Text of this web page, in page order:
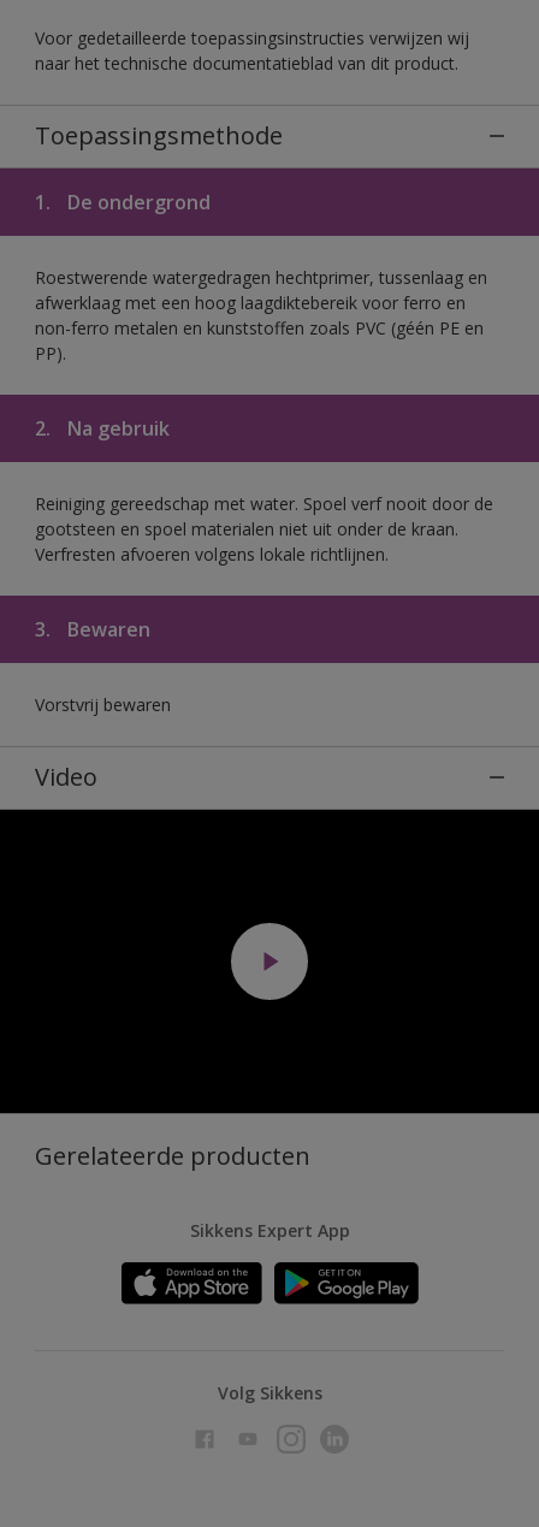
Voor gedetailleerde toepassingsinstructies verwijzen wij
naar het technische documentatieblad van dit product.
Toepassingsmethode
1. De ondergrond
Roestwerende watergedragen hechtprimer, tussenlaag en
afwerklaag met een hoog laagdiktebereik voor ferro en
non-ferro metalen en kunststoffen zoals PVC (géén PE en
PP).
2. Na gebruik
Reiniging gereedschap met water. Spoel verf nooit door de
gootsteen en spoel materialen niet uit onder de kraan.
Verfresten afvoeren volgens lokale richtlijnen.
3. Bewaren
Vorstvrij bewaren
Video
Gerelateerde producten
Sikkens Expert App
Volg Sikkens